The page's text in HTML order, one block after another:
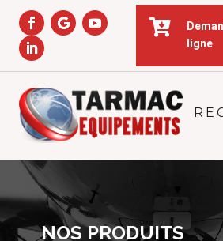

ligne
NOS PRODUITS